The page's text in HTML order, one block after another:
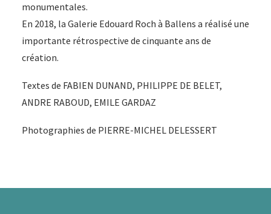
monumentales.
En 2018, la Galerie Edouard Roch à Ballens a réalisé une
importante rétrospective de cinquante ans de
création.
Textes de FABIEN DUNAND, PHILIPPE DE BELET,
ANDRE RABOUD, EMILE GARDAZ
Photographies de PIERRE-MICHEL DELESSERT